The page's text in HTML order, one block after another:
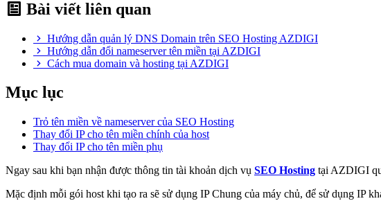
Bài viết liên quan
Hướng dẫn quản lý DNS Domain trên SEO Hosting AZDIGI
Hướng dẫn đổi nameserver tên miền tại AZDIGI
Cách mua domain và hosting tại AZDIGI
Mục lục
Trỏ tên miền về nameserver của SEO Hosting
Thay đổi IP cho tên miền chính của host
Thay đổi IP cho tên miền phụ
Ngay sau khi bạn nhận được thông tin tài khoản dịch vụ SEO Hosting tại AZDIGI
Mặc định mỗi gói host khi tạo ra sẽ sử dụng IP Chung của máy chủ, để sử dụng IP